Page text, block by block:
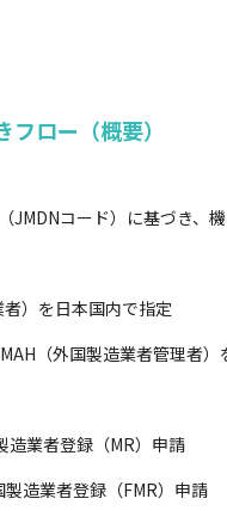
ロー（概要）
JMDNコード）に基づき、機
）を日本国内で指定
（外国製造業者管理者）
造業者登録（MR）申請
造業者登録（FMR）申請